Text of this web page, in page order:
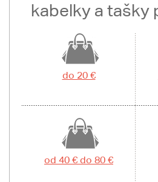
kabelky a tašky
do 20 €
od 40 € do 80 €